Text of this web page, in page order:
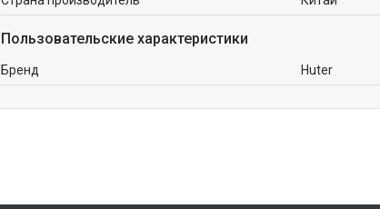
Пользовательские характеристики
Бренд Huter